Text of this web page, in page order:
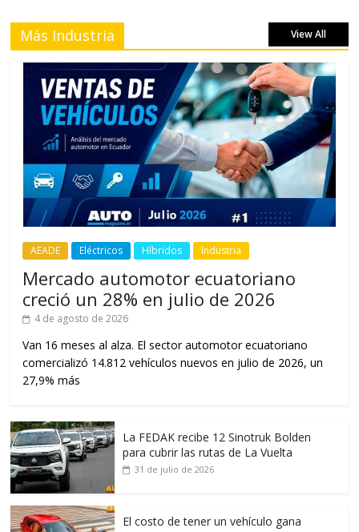
Más Industria View All
AEADE Eléctricos Híbridos Industria
Mercado automotor ecuatoriano
creció un 28% en julio de 2026
4 de agosto de 2026
Van 16 meses al alza. El sector automotor ecuatoriano
comercializó 14.812 vehículos nuevos en julio de 2026, un
27,9% más
La FEDAK recibe 12 Sinotruk Bolden
para cubrir las rutas de La Vuelta
31 de julio de 2026
El costo de tener un vehículo gana